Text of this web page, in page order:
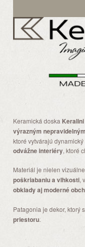
Keramická doska
výrazným
ktoré vytvárajú
odvážne interiéry, ktoré
Materiál je nielen
poškriabaniu a vlhkosti,
obklady aj moderné
Patagonia je dekor, ktorý
priestoru.